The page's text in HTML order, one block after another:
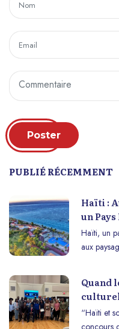
Poster
PUBLIÉ RÉCEMMENT
Haïti :
un
Haïti, un
aux
oublie de
comme
résilience
Quand
“Haïti et
concours